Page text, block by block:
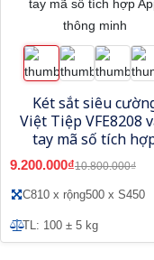
Két sắt siêu
Việt Tiệp VFE8208
tay mã số tích
App thông minh
9.200.000₫10.800.000₫
C810 x rộng500 x S450
TL: 100 ± 5 kg